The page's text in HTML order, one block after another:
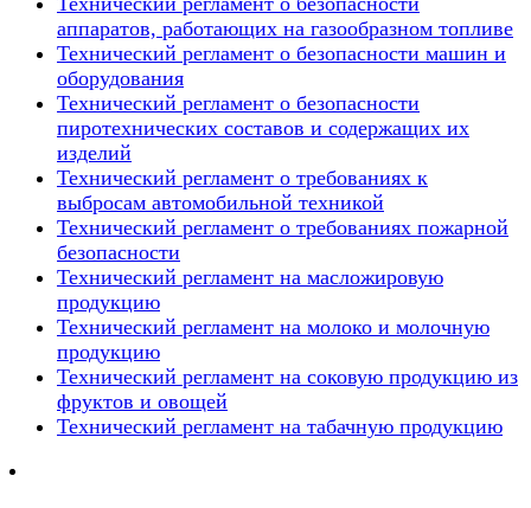
аппаратов, работающих на газообразном топливе
Технический регламент о безопасности машин и
оборудования
Технический регламент о безопасности
пиротехнических составов и содержащих их
изделий
Технический регламент о требованиях к
выбросам автомобильной техникой
Технический регламент о требованиях пожарной
безопасности
Технический регламент на масложировую
продукцию
Технический регламент на молоко и молочную
продукцию
Технический регламент на соковую продукцию из
фруктов и овощей
Технический регламент на табачную продукцию